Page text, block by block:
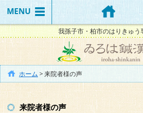
MENU
我孫子市・柏市のはりきゅう
ホーム >来院者様の声
来院者様の声